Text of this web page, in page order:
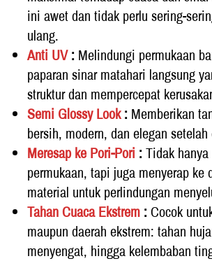
ini awet dan tidak perlu sering-
ulang.
Anti UV : Melindungi permukaan
paparan sinar matahari langsung
struktur dan mempercepat
Semi Glossy Look : Memberikan
bersih, modern, dan elegan
Meresap ke Pori-Pori : Tidak
permukaan, tapi juga menyerap ke
material untuk perlindungan
Tahan Cuaca Ekstrem : Cocok
maupun daerah ekstrem: tahan
menyengat, hingga kelembaban